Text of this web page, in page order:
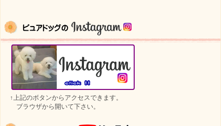
↑上記のボタンからアクセスできます。
ブラウザから開いて下さい。